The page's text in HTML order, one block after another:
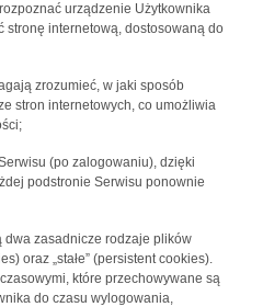
urządzenie Użytkownika
internetową, dostosowaną do
zrozumieć, w jaki sposób
stron internetowych, co umożliwia
(po zalogowaniu), dzięki
podstronie Serwisu ponownie
dwa zasadnicze rodzaje plików
oraz „stałe” (persistent cookies).
które przechowywane są
do czasu wylogowania,